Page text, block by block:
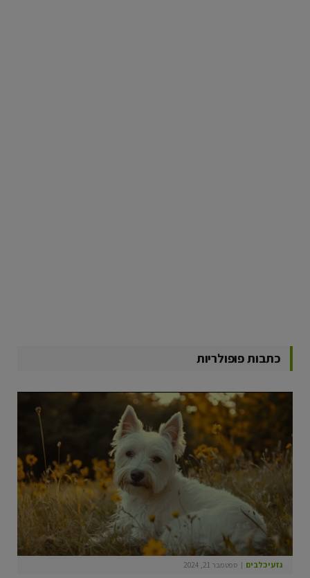
כתבות פופולריות
גזעי כלבים ספטמבר 21, 2024